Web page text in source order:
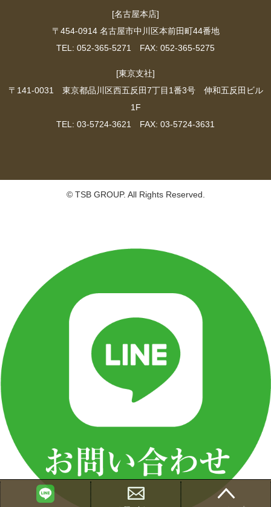
[名古屋本店]
〒454-0914 名古屋市中川区本前田町44番地
TEL: 052-365-5271 FAX: 052-365-5275
[東京支社]
〒141-0031 東京都品川区西五反田7丁目1番3号 伸和五反田ビル
1F
TEL: 03-5724-3621 FAX: 03-5724-3631
© TSB GROUP. All Rights Reserved.